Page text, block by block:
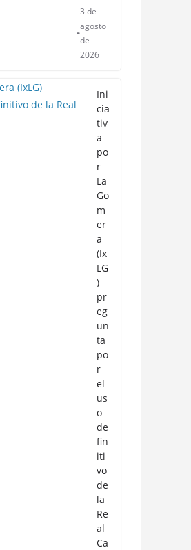
3 de
agosto
de
2026
Ini
cia
tiv
a
po
r
La
Go
m
er
a
(Ix
LG
)
pr
eg
un
ta
po
r
el
us
o
de
fin
iti
vo
de
la
Re
al
Ca